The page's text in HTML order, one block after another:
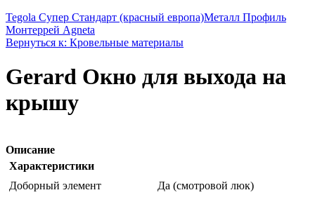
Tegola Супер Стандарт (красный европа)Металл Профиль
Монтеррей Agneta
Вернуться к: Кровельные материалы
Gerard Окно для выхода на
крышу
Описание
Характеристики
Доборный элемент
Да (смотровой люк)